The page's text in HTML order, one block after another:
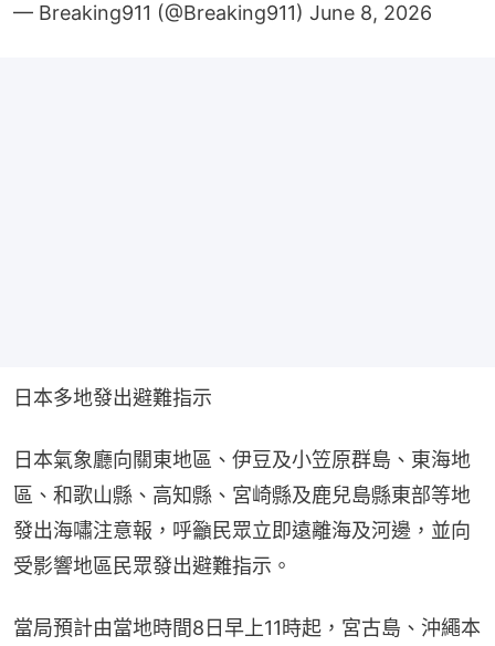
— Breaking911 (@Breaking911) June 8, 2026
日本多地發出避難指示
日本氣象廳向關東地區、伊豆及小笠原群島、東海地
區、和歌山縣、高知縣、宮崎縣及鹿兒島縣東部等地
發出海嘯注意報，呼籲民眾立即遠離海及河邊，並向
受影響地區民眾發出避難指示。
當局預計由當地時間8日早上11時起，宮古島、沖繩本